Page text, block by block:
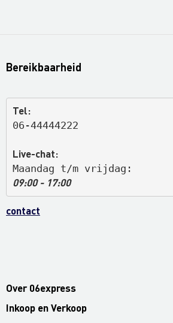
Bereikbaarheid
Tel:
06-44444222
Live-chat:
Maandag t/m vrijdag:
09:00 - 17:00
contact
Over 06express
Inkoop en Verkoop